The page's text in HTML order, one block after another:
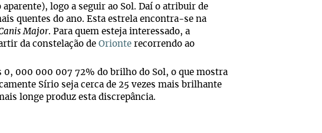
logo a seguir ao Sol. Daí o atribuir de
quentes do ano. Esta estrela encontra-se na
Major. Para quem esteja interessado, a
da constelação de Orionte recorrendo ao
0, 000 000 007 72% do brilho do Sol, o que mostra
Sírio seja cerca de 25 vezes mais brilhante
longe produz esta discrepância.